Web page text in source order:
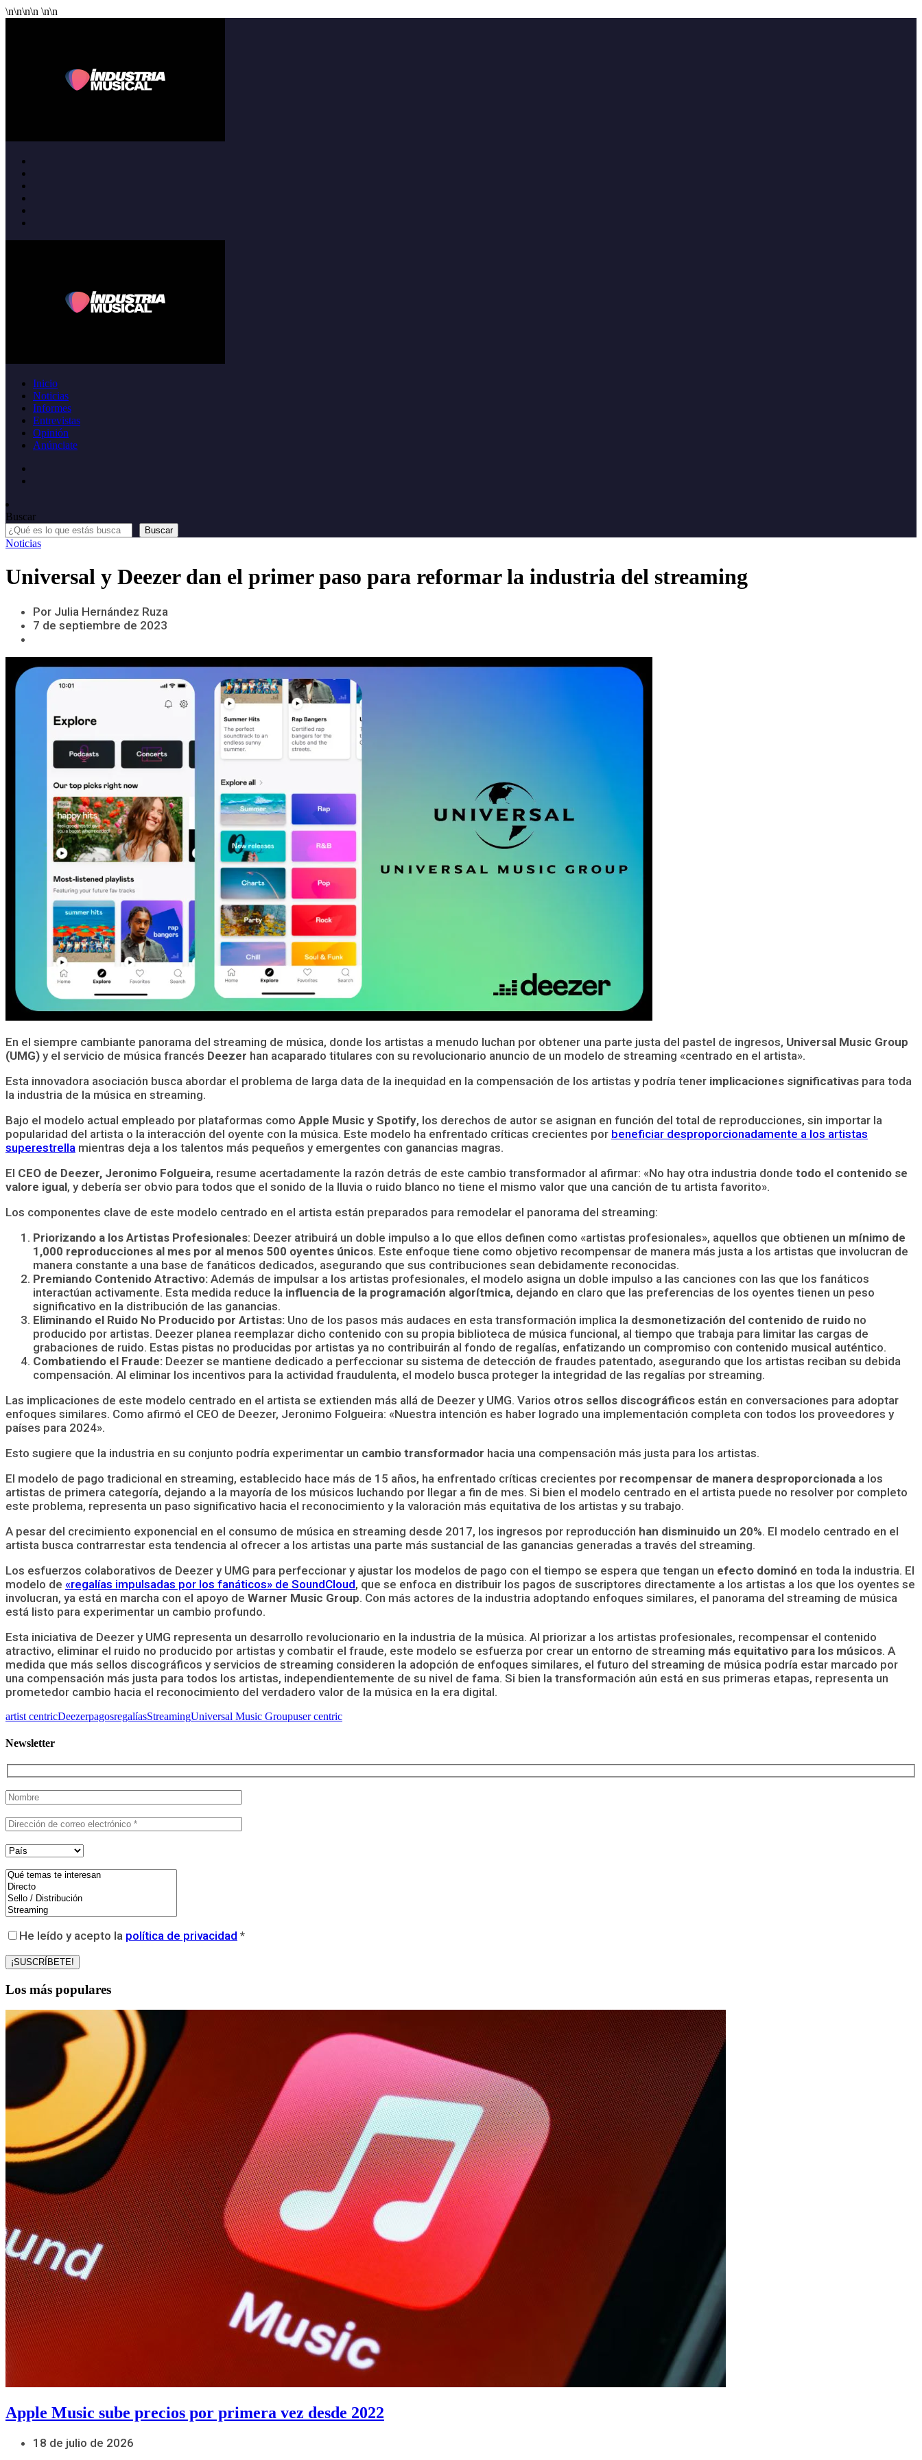
\n\n\n\n \n\n
Inicio
Noticias
Informes
Entrevistas
Opinión
Anúnciate
Buscar
Buscar
Noticias
Universal y Deezer dan el primer paso para reformar la industria del streaming
Por Julia Hernández Ruza
7 de septiembre de 2023
En el siempre cambiante panorama del streaming de música, donde los artistas a menudo luchan por obtener una parte justa del pastel de ingresos, Universal Music Group
(UMG) y el servicio de música francés Deezer han acaparado titulares con su revolucionario anuncio de un modelo de streaming «centrado en el artista».
Esta innovadora asociación busca abordar el problema de larga data de la inequidad en la compensación de los artistas y podría tener implicaciones significativas para toda
la industria de la música en streaming.
Bajo el modelo actual empleado por plataformas como Apple Music y Spotify, los derechos de autor se asignan en función del total de reproducciones, sin importar la
popularidad del artista o la interacción del oyente con la música. Este modelo ha enfrentado críticas crecientes por beneficiar desproporcionadamente a los artistas
superestrella mientras deja a los talentos más pequeños y emergentes con ganancias magras.
El CEO de Deezer, Jeronimo Folgueira, resume acertadamente la razón detrás de este cambio transformador al afirmar: «No hay otra industria donde todo el contenido se
valore igual, y debería ser obvio para todos que el sonido de la lluvia o ruido blanco no tiene el mismo valor que una canción de tu artista favorito».
Los componentes clave de este modelo centrado en el artista están preparados para remodelar el panorama del streaming:
Priorizando a los Artistas Profesionales: Deezer atribuirá un doble impulso a lo que ellos definen como «artistas profesionales», aquellos que obtienen un mínimo de
1,000 reproducciones al mes por al menos 500 oyentes únicos. Este enfoque tiene como objetivo recompensar de manera más justa a los artistas que involucran de
manera constante a una base de fanáticos dedicados, asegurando que sus contribuciones sean debidamente reconocidas.
Premiando Contenido Atractivo: Además de impulsar a los artistas profesionales, el modelo asigna un doble impulso a las canciones con las que los fanáticos
interactúan activamente. Esta medida reduce la influencia de la programación algorítmica, dejando en claro que las preferencias de los oyentes tienen un peso
significativo en la distribución de las ganancias.
Eliminando el Ruido No Producido por Artistas: Uno de los pasos más audaces en esta transformación implica la desmonetización del contenido de ruido no
producido por artistas. Deezer planea reemplazar dicho contenido con su propia biblioteca de música funcional, al tiempo que trabaja para limitar las cargas de
grabaciones de ruido. Estas pistas no producidas por artistas ya no contribuirán al fondo de regalías, enfatizando un compromiso con contenido musical auténtico.
Combatiendo el Fraude: Deezer se mantiene dedicado a perfeccionar su sistema de detección de fraudes patentado, asegurando que los artistas reciban su debida
compensación. Al eliminar los incentivos para la actividad fraudulenta, el modelo busca proteger la integridad de las regalías por streaming.
Las implicaciones de este modelo centrado en el artista se extienden más allá de Deezer y UMG. Varios otros sellos discográficos están en conversaciones para adoptar
enfoques similares. Como afirmó el CEO de Deezer, Jeronimo Folgueira: «Nuestra intención es haber logrado una implementación completa con todos los proveedores y
países para 2024».
Esto sugiere que la industria en su conjunto podría experimentar un cambio transformador hacia una compensación más justa para los artistas.
El modelo de pago tradicional en streaming, establecido hace más de 15 años, ha enfrentado críticas crecientes por recompensar de manera desproporcionada a los
artistas de primera categoría, dejando a la mayoría de los músicos luchando por llegar a fin de mes. Si bien el modelo centrado en el artista puede no resolver por completo
este problema, representa un paso significativo hacia el reconocimiento y la valoración más equitativa de los artistas y su trabajo.
A pesar del crecimiento exponencial en el consumo de música en streaming desde 2017, los ingresos por reproducción han disminuido un 20%. El modelo centrado en el
artista busca contrarrestar esta tendencia al ofrecer a los artistas una parte más sustancial de las ganancias generadas a través del streaming.
Los esfuerzos colaborativos de Deezer y UMG para perfeccionar y ajustar los modelos de pago con el tiempo se espera que tengan un efecto dominó en toda la industria. El
modelo de «regalías impulsadas por los fanáticos» de SoundCloud, que se enfoca en distribuir los pagos de suscriptores directamente a los artistas a los que los oyentes se
involucran, ya está en marcha con el apoyo de Warner Music Group. Con más actores de la industria adoptando enfoques similares, el panorama del streaming de música
está listo para experimentar un cambio profundo.
Esta iniciativa de Deezer y UMG representa un desarrollo revolucionario en la industria de la música. Al priorizar a los artistas profesionales, recompensar el contenido
atractivo, eliminar el ruido no producido por artistas y combatir el fraude, este modelo se esfuerza por crear un entorno de streaming más equitativo para los músicos. A
medida que más sellos discográficos y servicios de streaming consideren la adopción de enfoques similares, el futuro del streaming de música podría estar marcado por
una compensación más justa para todos los artistas, independientemente de su nivel de fama. Si bien la transformación aún está en sus primeras etapas, representa un
prometedor cambio hacia el reconocimiento del verdadero valor de la música en la era digital.
artist centricDeezerpagosregalíasStreamingUniversal Music Groupuser centric
Newsletter
He leído y acepto la política de privacidad *
Los más populares
Apple Music sube precios por primera vez desde 2022
18 de julio de 2026